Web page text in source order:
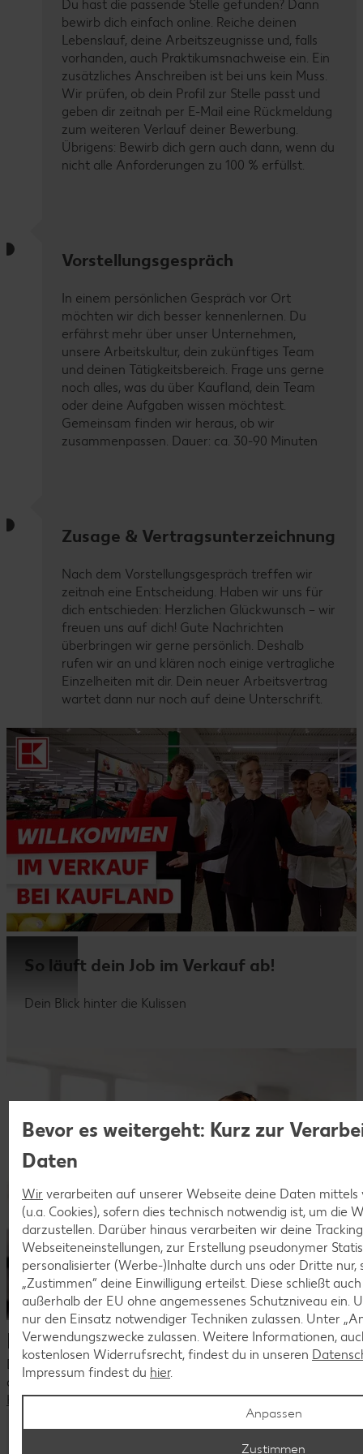
Du hast die passende Stelle gefunden? Dann
bewirb dich einfach online. Reiche deinen
Lebenslauf, deine Arbeitszeugnisse und, falls
vorhanden, auch Praktikumsnachweise ein. Ein
zusätzliches Anschreiben ist bei uns kein Muss.
Wir prüfen, ob dein Profil zur Stelle passt und
geben dir zeitnah per E-Mail eine Rückmeldung
zum weiteren Verlauf deiner Bewerbung.
Übrigens: Bewirb dich gern auch dann, wenn du
nicht alle Anforderungen zu 100 % erfüllst.
Vorstellungsgespräch
In einem persönlichen Gespräch vor Ort
möchten wir dich besser kennenlernen. Du
erfährst mehr über unser Unternehmen,
unsere Arbeitskultur, dein zukünftiges Team
und deinen Tätigkeitsbereich. Frage uns gerne
noch alles, was du über Kaufland, dein Team
oder deine Aufgaben wissen möchtest.
Gemeinsam finden wir heraus, ob wir
zusammenpassen. Dauer: ca. 30-90 Minuten
Zusage & Vertragsunterzeichnung
Nach dem Vorstellungsgespräch treffen wir
zeitnah eine Entscheidung. Haben wir uns für
dich entschieden: Herzlichen Glückwunsch – wir
freuen uns auf dich! Gute Nachrichten
überbringen wir gerne persönlich. Deshalb
rufen wir an und klären noch einige vertragliche
Einzelheiten mit dir. Dein neuer Arbeitsvertrag
wartet dann nur noch auf deine Unterschrift.
So läuft dein Job im Verkauf ab!
Dein Blick hinter die Kulissen
Dein Kontakt zu uns
Du hast Fragen zu unseren aktuellen Stellenangeboten oder
deiner Bewerbung?
Kontaktiere uns
Komm als Quereinsteiger ins Team!
Bevor es weitergeht: Kurz zur
Daten
Wir verarbeiten auf unserer Webseite deine Daten mittels
(u.a. Cookies), sofern dies technisch notwendig ist, um die
darzustellen. Darüber hinaus verarbeiten wir deine
Webseiteneinstellungen, zur Erstellung pseudonymer
personalisierter (Werbe-)Inhalte durch uns oder Dritte nur,
„Zustimmen“ deine Einwilligung erteilst. Diese schließt
außerhalb der EU ohne angemessenes Schutzniveau ein.
nur den Einsatz notwendiger Techniken zulassen. Unter
Verwendungszwecke zulassen. Weitere Informationen,
kostenlosen Widerrufsrecht, findest du in unseren
Impressum findest du hier.
Anpassen
Zustimmen